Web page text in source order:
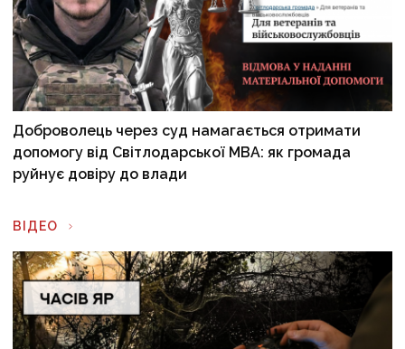
Доброволець через суд намагається отримати
допомогу від Світлодарської МВА: як громада
руйнує довіру до влади
ВІДЕО